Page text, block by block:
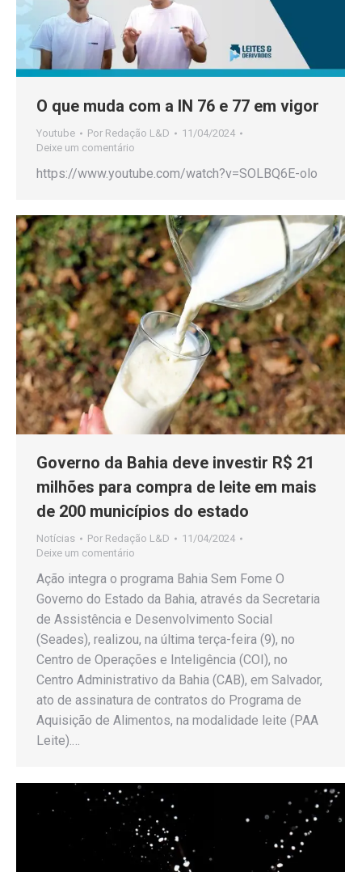
O que muda com a IN 76 e 77 em vigor
Youtube Por Redação L&D
11/04/2024
Deixe um comentário
https://www.youtube.com/watch?v=SOLBQ6E-olo
Governo da Bahia deve investir R$ 21
milhões para compra de leite em mais
de 200 municípios do estado
Notícias Por Redação L&D
11/04/2024
Deixe um comentário
Ação integra o programa Bahia Sem Fome O
Governo do Estado da Bahia, através da Secretaria
de Assistência e Desenvolvimento Social
(Seades), realizou, na última terça-feira (9), no
Centro de Operações e Inteligência (COI), no
Centro Administrativo da Bahia (CAB), em Salvador,
ato de assinatura de contratos do Programa de
Aquisição de Alimentos, na modalidade leite (PAA
Leite).…